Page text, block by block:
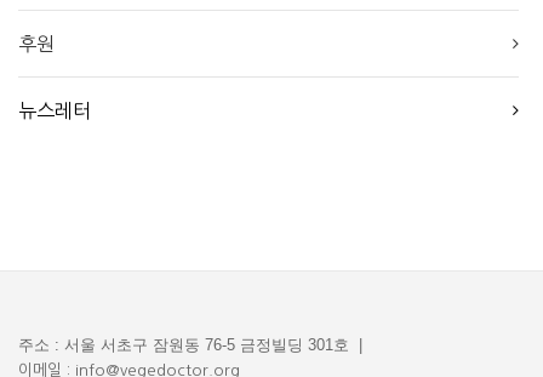
후원
뉴스레터
주소 : 서울 서초구 잠원동 76-5 금정빌딩 301호 |
이메일 : info@vegedoctor.org